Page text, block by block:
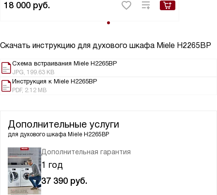
18 000 руб.
Скачать инструкцию для духового шкафа Miele H2265BP
Схема встраивания Miele H2265BP
JPG, 199.63 KB
Инструкция к Miele H2265BP
PDF, 2.12 MB
Дополнительные услуги
для духового шкафа Miele H2265BP
Дополнительная гарантия
1 год
37 390 руб.